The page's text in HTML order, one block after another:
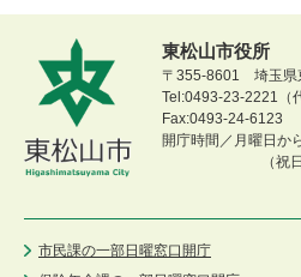
東松山市役所
〒355-8601 埼玉県
Tel:0493-23-2221（
Fax:0493-24-6123
開庁時間／月曜日か
（祝
市民課の一部日曜窓口開庁